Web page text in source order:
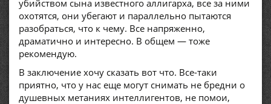
убийством сына известного аллигарха, все за ними
охотятся, они убегают и параллельно пытаются
разобраться, что к чему. Все напряженно,
драматично и интересно. В общем — тоже
рекомендую.
В заключение хочу сказать вот что. Все-таки
приятно, что у нас еще могут снимать не бредни о
душевных метаниях интеллигентов, не помои,